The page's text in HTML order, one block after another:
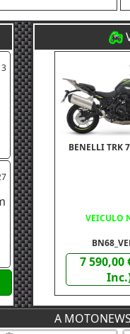
BENELLI TRK
VEICULO
7 590,00
A